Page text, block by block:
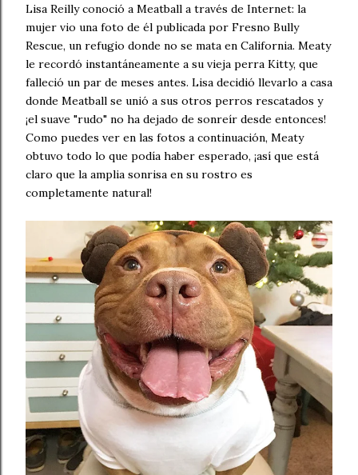
Lisa Reilly conoció a Meatball a través de Internet: la
mujer vio una foto de él publicada por Fresno Bully
Rescue, un refugio donde no se mata en California. Meaty
le recordó instantáneamente a su vieja perra Kitty, que
falleció un par de meses antes. Lisa decidió llevarlo a casa
donde Meatball se unió a sus otros perros rescatados y
¡el suave "rudo" no ha dejado de sonreír desde entonces!
Como puedes ver en las fotos a continuación, Meaty
obtuvo todo lo que podía haber esperado, ¡así que está
claro que la amplia sonrisa en su rostro es
completamente natural!